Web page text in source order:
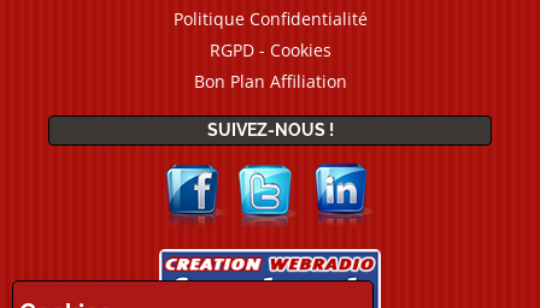
Politique Confidentialité
RGPD - Cookies
Bon Plan Affiliation
SUIVEZ-NOUS !